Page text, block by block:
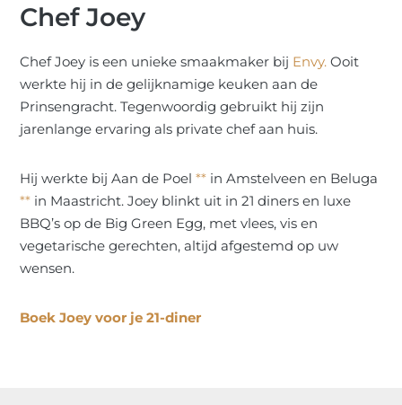
Chef Joey
Chef Joey is een unieke smaakmaker bij Envy. Ooit
werkte hij in de gelijknamige keuken aan de
Prinsengracht. Tegenwoordig gebruikt hij zijn
jarenlange ervaring als private chef aan huis.
Hij werkte bij Aan de Poel** in Amstelveen en Beluga
** in Maastricht. Joey blinkt uit in 21 diners en luxe
BBQ’s op de Big Green Egg, met vlees, vis en
vegetarische gerechten, altijd afgestemd op uw
wensen.
Boek Joey voor je 21-diner